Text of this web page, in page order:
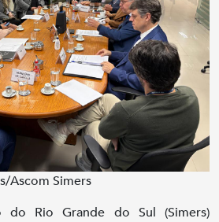
Ascom Simers
do Rio Grande do Sul (Simers)